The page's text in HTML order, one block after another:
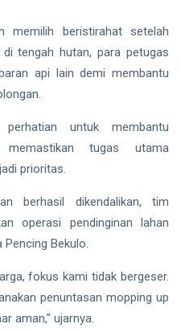
memilih beristirahat setelah
tengah hutan, para petugas
api lain demi membantu
untuk membantu
memastikan tugas utama
prioritas.
berhasil dikendalikan, tim
operasi pendinginan lahan
Bekulo.
fokus kami tidak bergeser.
penuntasan mopping up
aman," ujarnya.